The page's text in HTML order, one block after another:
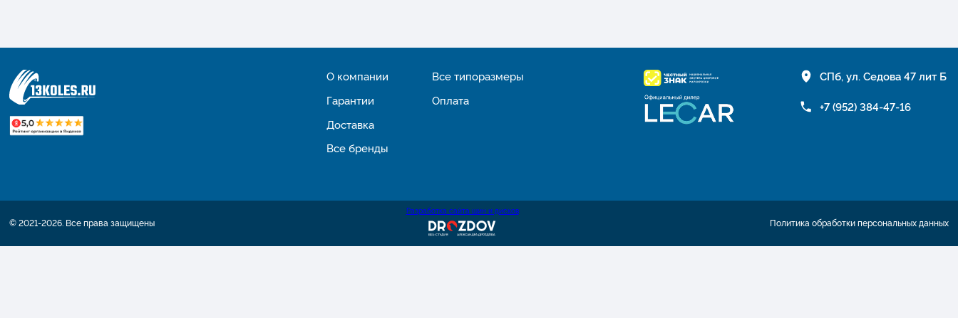
О компании
Гарантии
Доставка
Все бренды
Все типоразмеры
Оплата
СПб, ул. Седова 47 лит Б
+7 (952) 384-47-16
© 2021-2026. Все права защищены
Разработка сайта шин и дисков
Политика обработки персональных данных